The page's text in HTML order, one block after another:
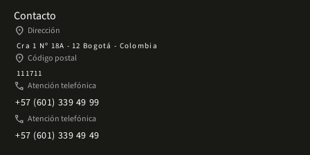
Contacto
place Dirección
Cra 1 Nº 18A - 12 Bogotá - Colombia
place Código postal
111711
phone Atención telefónica
+57 (601) 339 49 99
phone Atención telefónica
+57 (601) 339 49 49